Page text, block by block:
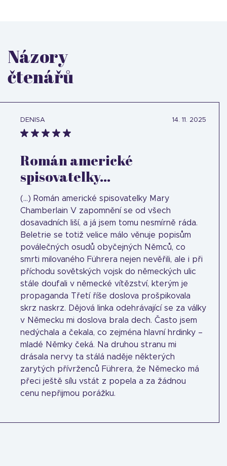
Názory
čtenářů
DENISA 14. 11. 2025
Román americké
spisovatelky...
(...) Román americké spisovatelky Mary
Chamberlain V zapomnění se od všech
dosavadních liší, a já jsem tomu nesmírně ráda.
Beletrie se totiž velice málo věnuje popisům
poválečných osudů obyčejných Němců, co
smrti milovaného Führera nejen nevěřili, ale i při
příchodu sovětských vojsk do německých ulic
stále doufali v německé vítězství, kterým je
propaganda Třetí říše doslova prošpikovala
skrz naskrz. Dějová linka odehrávající se za války
v Německu mi doslova brala dech. Často jsem
nedýchala a čekala, co zejména hlavní hrdinky –
mladé Němky čeká. Na druhou stranu mi
drásala nervy ta stálá naděje některých
zarytých přívrženců Führera, že Německo má
přeci ještě sílu vstát z popela a za žádnou
cenu nepřijmou porážku.